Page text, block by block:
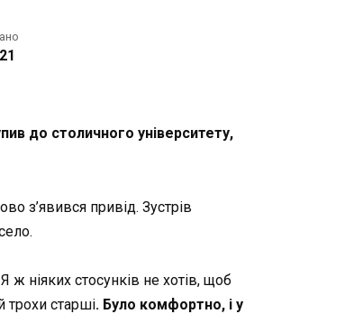
до столичного університету,
з’явився привід. Зустрів
ніяких стосунків не хотів, щоб
трохи старші. Було комфортно, і у